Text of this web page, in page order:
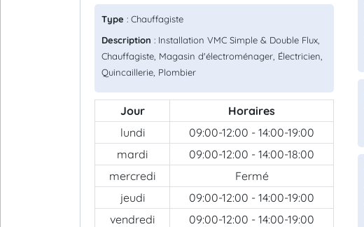
Type : Chauffagiste
Description : Installation VMC Simple & Double Flux,
Chauffagiste, Magasin d'électroménager, Électricien,
Quincaillerie, Plombier
Jour
Horaires
lundi
09:00-12:00 - 14:00-19:00
mardi
09:00-12:00 - 14:00-18:00
mercredi
Fermé
jeudi
09:00-12:00 - 14:00-19:00
vendredi
09:00-12:00 - 14:00-19:00